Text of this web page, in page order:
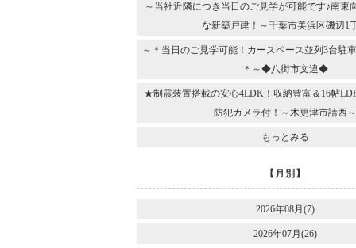
～当社近隣につき当日のご見学が可能です♪南東
な新築戸建！～千葉市美浜区磯辺1
～＊当日のご見学可能！カースペース並列3台駐
＊～◆八街市文違◆
★制震装置搭載の安心4LDK！収納豊富＆16帖
防犯カメラ付！～木更津市請西
もっとみる
【月別】
2026年08月(7)
2026年07月(26)